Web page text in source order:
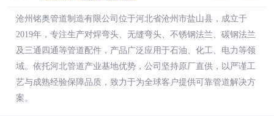
沧州铭奥管道制造有限公司位于河北省沧州市盐山县，成立于
2019年，专注生产对焊弯头、无缝弯头、不锈钢法兰、碳钢法兰
及三通四通等管道配件，产品广泛应用于石油、化工、电力等领
域。依托河北管道产业基地优势，公司坚持原厂直供，以严谨工
艺与成熟经验保障品质，致力于为全球客户提供可靠管道解决方
案。